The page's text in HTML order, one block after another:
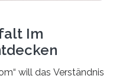
Im
will das Verständnis